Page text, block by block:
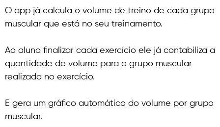
O app já calcula o volume de treino de cada grupo
muscular que está no seu treinamento.
Ao aluno finalizar cada exercício ele já contabiliza a
quantidade de volume para o grupo muscular
realizado no exercício.
E gera um gráfico automático do volume por grupo
muscular.